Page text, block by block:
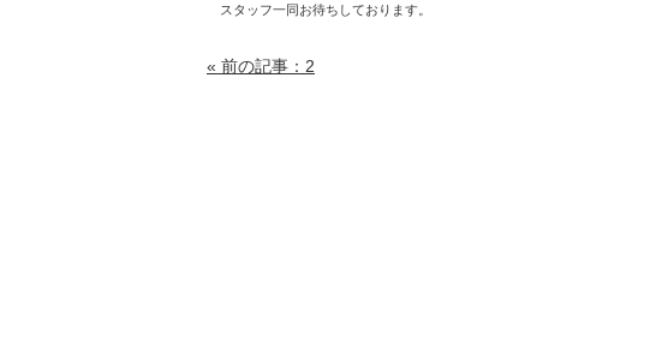
スタッフ一同お待ちしております。
« 前の記事：2